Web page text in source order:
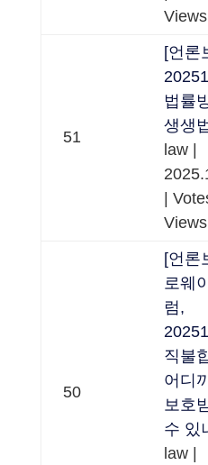
51
[언론
법률
생생
law
50
[언론
로웨
럼,
직불
어디
보호
수 있
law